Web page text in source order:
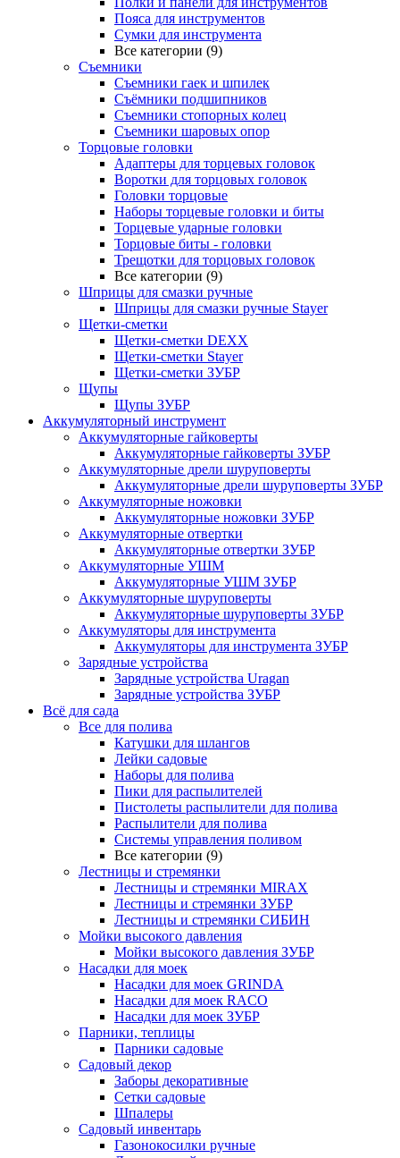
Пояса для инструментов
Сумки для инструмента
Все категории (9)
Съемники
Съемники гаек и шпилек
Съёмники подшипников
Съемники стопорных колец
Съемники шаровых опор
Торцовые головки
Адаптеры для торцевых головок
Воротки для торцовых головок
Головки торцовые
Наборы торцевые головки и биты
Торцевые ударные головки
Торцовые биты - головки
Трещотки для торцовых головок
Все категории (9)
Шприцы для смазки ручные
Шприцы для смазки ручные Stayer
Щетки-сметки
Щетки-сметки DEXX
Щетки-сметки Stayer
Щетки-сметки ЗУБР
Щупы
Щупы ЗУБР
Аккумуляторный инструмент
Аккумуляторные гайковерты
Аккумуляторные гайковерты ЗУБР
Аккумуляторные дрели шуруповерты
Аккумуляторные дрели шуруповерты ЗУБР
Аккумуляторные ножовки
Аккумуляторные ножовки ЗУБР
Аккумуляторные отвертки
Аккумуляторные отвертки ЗУБР
Аккумуляторные УШМ
Аккумуляторные УШМ ЗУБР
Аккумуляторные шуруповерты
Аккумуляторные шуруповерты ЗУБР
Аккумуляторы для инструмента
Аккумуляторы для инструмента ЗУБР
Зарядные устройства
Зарядные устройства Uragan
Зарядные устройства ЗУБР
Всё для сада
Все для полива
Катушки для шлангов
Лейки садовые
Наборы для полива
Пики для распылителей
Пистолеты распылители для полива
Распылители для полива
Системы управления поливом
Все категории (9)
Лестницы и стремянки
Лестницы и стремянки MIRAX
Лестницы и стремянки ЗУБР
Лестницы и стремянки СИБИН
Мойки высокого давления
Мойки высокого давления ЗУБР
Насадки для моек
Насадки для моек GRINDA
Насадки для моек RACO
Насадки для моек ЗУБР
Парники, теплицы
Парники садовые
Садовый декор
Заборы декоративные
Сетки садовые
Шпалеры
Садовый инвентарь
Газонокосилки ручные